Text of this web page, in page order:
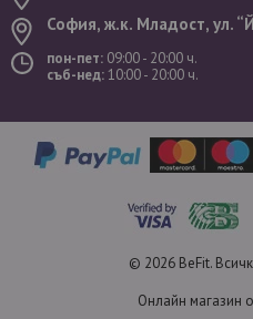
София, ж.к. Младост, ул.
пон-пет: 09:00 - 20:00 ч.
съб-нед:10:00 - 20:00 ч.
© 2026 BeFit.
Онлайн магазин